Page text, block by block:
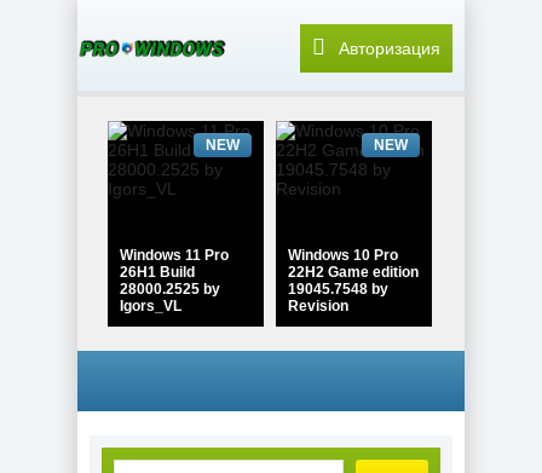
Авторизация
Windows 11 Pro
26H1 Build
28000.2525 by
Igors_VL
NEW
Windows 10 Pro
22H2 Game edition
19045.7548 by
Revision
NEW